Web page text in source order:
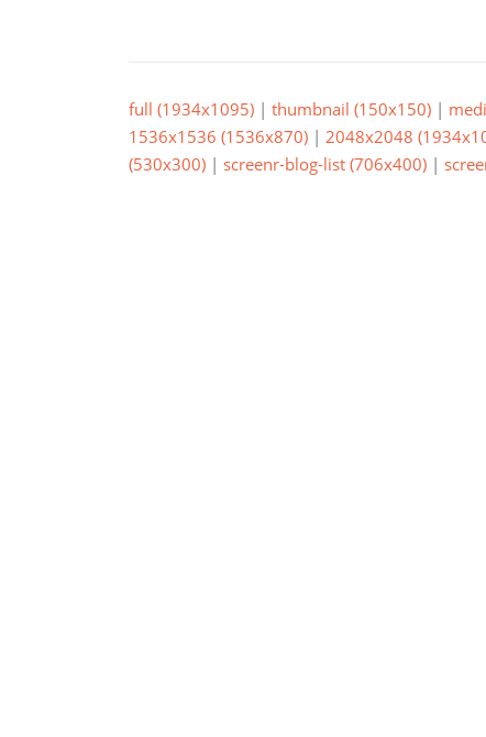
full (1934x1095) | thumbnail (150x150) |
1536x1536 (1536x870) | 2048x2048
(530x300) | screenr-blog-list (706x400) |